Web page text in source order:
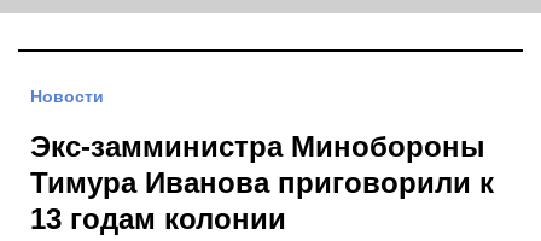
Новости
Экс-замминистра Минобороны
Тимура Иванова приговорили к
13 годам колонии